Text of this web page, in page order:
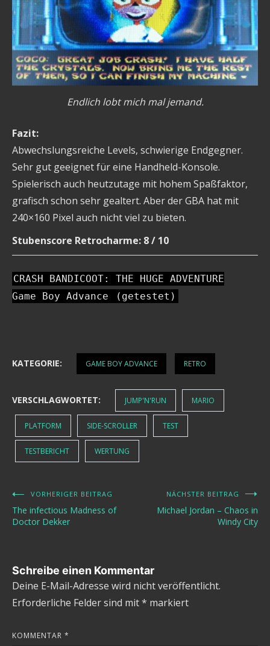
Endlich lobt mich mal jemand.
Fazit:
Abwechslungsreiche Levels, schwierige Endgegner.
Sehr gut geeignet für eine Handheld-Konsole.
Spielerisch auch heutzutage mit hohem Spaßfaktor,
grafisch schon sehr gealtert. Aber der GBA hat mit
240×160 Pixel auch nicht viel zu bieten.
Stubenscore Retrocharme: 8 / 10
CRASH BANDICOOT: THE HUGE ADVENTURE
Game Boy Advance
(getestet)
KATEGORIE: GAME BOY ADVANCE RETRO
VERSCHLAGWORTET: JUMP'N'RUN MARIO
PLATFORM SIDE-SCROLLER TEST
TESTBERICHT WERTUNG
Beitragsnavigation
VORHERIGER BEITRAG
The infectious Madness of
Doctor Dekker
NÄCHSTER BEITRAG
Michael Jordan – Chaos in
Windy City
Schreibe einen Kommentar
Deine E-Mail-Adresse wird nicht veröffentlicht.
Erforderliche Felder sind mit* markiert
KOMMENTAR *